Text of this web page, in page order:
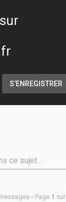
S’ENREGISTRER
ce sujet…
• Page 1 sur